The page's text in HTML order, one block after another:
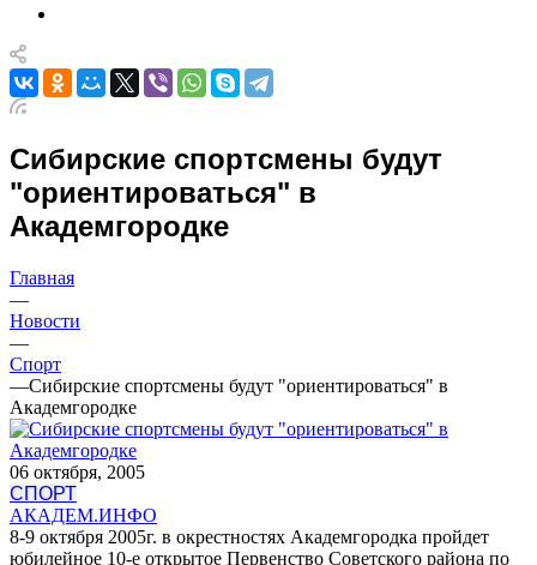
Сибирские спортсмены будут
"ориентироваться" в
Академгородке
Главная
—
Новости
—
Спорт
—Сибирские спортсмены будут "ориентироваться" в
Академгородке
06 октября, 2005
СПОРТ
АКАДЕМ.ИНФО
8-9 октября 2005г. в окрестностях Академгородка пройдет
юбилейное 10-е открытое Первенство Советского района по